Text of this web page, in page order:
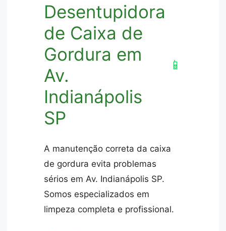
Desentupidora
de Caixa de
Gordura em
Av.
Indianápolis
SP
📱
A manutenção correta da caixa
de gordura evita problemas
sérios em Av. Indianápolis SP.
Somos especializados em
limpeza completa e profissional.